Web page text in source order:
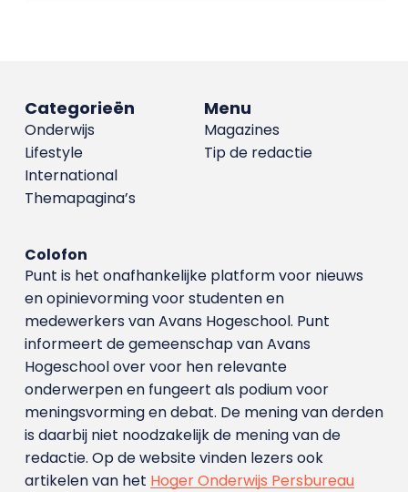
Menu
Magazines
Tip de redactie
Categorieën
Onderwijs
Lifestyle
International
Themapagina’s
Colofon
Punt is het onafhankelijke platform voor nieuws
en opinievorming voor studenten en
medewerkers van Avans Hoge­school. Punt
informeert de gemeenschap van Avans
Hogeschool over voor hen relevante
onderwerpen en fungeert als podium voor
meningsvorming en debat. De mening van derden
is daarbij niet noodzakelijk de mening van de
redactie. Op de website vinden lezers ook
artikelen van het Hoger Onderwijs Persbureau